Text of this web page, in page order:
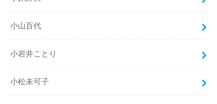
小山百代
小岩井ことり
小松未可子